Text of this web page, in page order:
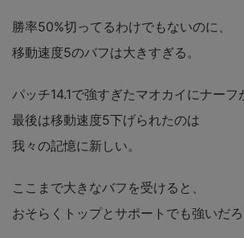
勝率50%切ってるわけでもないのに、
移動速度5のバフは大きすぎる。
パッチ14.1で強すぎたマオカイにナーフ
最後は移動速度5下げられたのは
我々の記憶に新しい。
ここまで大きなバフを受けると、
おそらくトップとサポートでも強いだろ